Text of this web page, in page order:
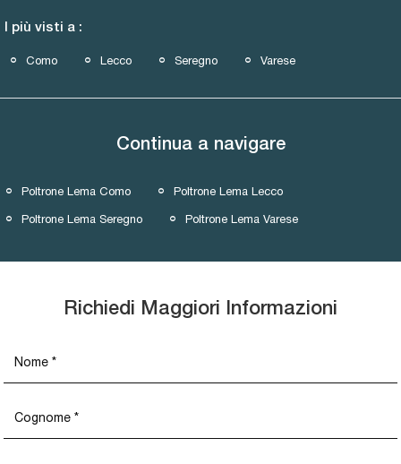
I più visti a :
Como Lecco Seregno Varese
Continua a navigare
Poltrone Lema Como Poltrone Lema Lecco
Poltrone Lema Seregno Poltrone Lema Varese
Richiedi Maggiori Informazioni